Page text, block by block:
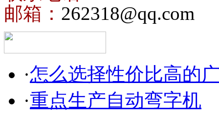
邮箱： 262318@qq.com
·怎么选择性价比高的
·重点生产自动弯字机